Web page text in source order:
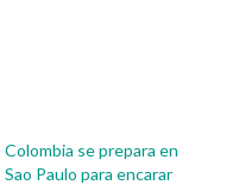
Colombia se prepara en
Sao Paulo para encarar